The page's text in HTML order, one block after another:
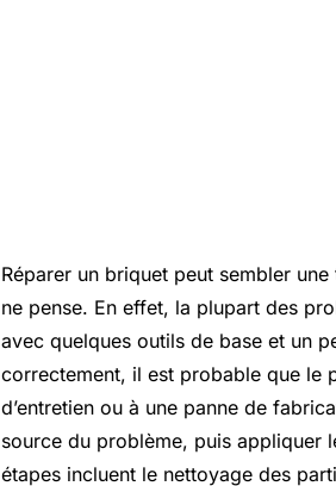
Réparer un briquet peut sembler
ne pense. En effet, la plupart des
avec quelques outils de base et un
correctement, il est probable que le
d’entretien ou à une panne de
source du problème, puis appliquer
étapes incluent le nettoyage des